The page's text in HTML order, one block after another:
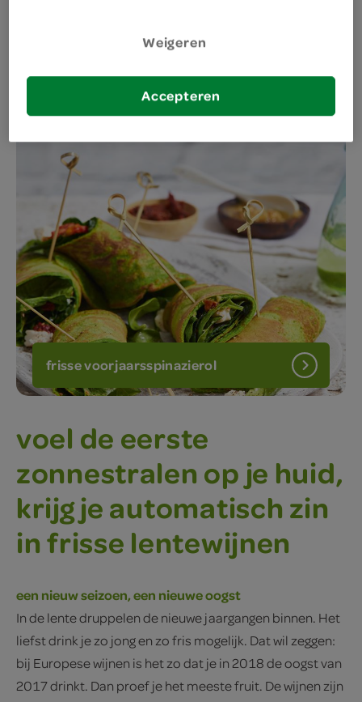
frisse voorjaarsspinazierol
voel de eerste
zonnestralen op je huid,
krijg je automatisch zin
in frisse lentewijnen
een nieuw seizoen, een nieuwe oogst
In de lente druppelen de nieuwe jaargangen binnen. Het
liefst drink je zo jong en zo fris mogelijk. Dat wil zeggen:
bij Europese wijnen is het zo dat je in 2018 de oogst van
2017 drinkt. Dan proef je het meeste fruit. De wijnen zijn
Weigeren
Accepteren